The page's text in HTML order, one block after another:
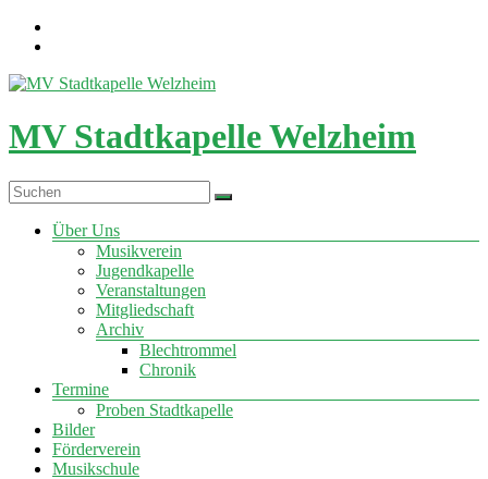
Zum
Inhalt
MV Stadtkapelle Welzheim
Menü
Über Uns
Musikverein
Jugendkapelle
Veranstaltungen
Mitgliedschaft
Archiv
Blechtrommel
Chronik
Termine
Proben Stadtkapelle
Bilder
Förderverein
Musikschule